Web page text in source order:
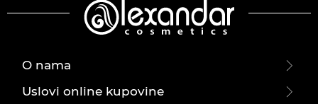
O nama
Uslovi online kupovine